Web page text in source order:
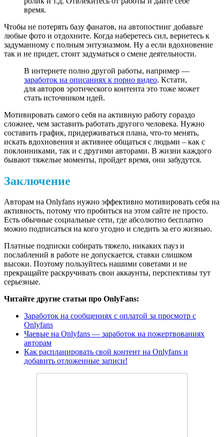
время.
Чтобы не потерять базу фанатов, на автопостинг добавьте
любые фото и отдохните. Когда наберетесь сил, вернетесь к
задуманному с полным энтузиазмом. Ну а если вдохновение
так и не придет, стоит задуматься о смене деятельности.
В интернете полно другой работы, например —
заработок на описаниях к порно видео. Кстати,
для авторов эротического контента это тоже может
стать источником идей.
Мотивировать самого себя на активную работу гораздо
сложнее, чем заставить работать другого человека. Нужно
составить график, придерживаться плана, что-то менять,
искать вдохновения и активнее общаться с людьми – как с
поклонниками, так и с другими авторами. В жизни каждого
бывают тяжелые моменты, пройдет время, они забудутся.
Заключение
Авторам на Onlyfans нужно эффективно мотивировать себя на
активность, потому что пробиться на этом сайте не просто.
Есть обычные социальные сети, где абсолютно бесплатно
можно подписаться на кого угодно и следить за его жизнью.
Платные подписки собирать тяжело, никаких пауз и
послаблений в работе не допускается, ставки слишком
высоки. Поэтому пользуйтесь нашими советами и не
прекращайте раскручивать свои аккаунты, перспективы тут
серьезные.
Читайте другие статьи про OnlyFans:
Заработок на сообщениях с оплатой за просмотр с
Onlyfans
Чаевые на Onlyfans — заработок на пожертвованиях
авторам
Как распланировать свой контент на Onlyfans и
добавить отложенные записи!